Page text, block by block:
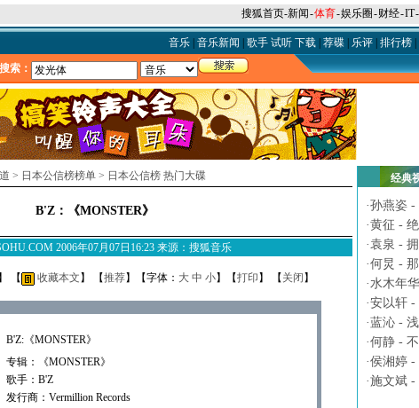
搜狐首页-新闻-体育-娱乐圈 -财经-IT-
音乐| 音乐新闻 歌手 试听 下载| 荐碟| 乐评| 排行榜|
索：
> 日本公信榜榜单 > 日本公信榜 热门大碟
B'Z：《MONSTER》
2006年07月07日16:23 来源：搜狐音乐
】 【 收藏本文 】 【推荐】【字体： 大 中 小】【打印 】 【 关闭 】
B'Z:《MONSTER》
专辑：
《MONSTER》
歌手： B'Z
发行商：Vermillion Records
经典
·孙燕姿 -
·黄征 -
·袁泉 -
·何炅 -
·水木年
·安以轩 -
·蓝沁 -
·何静 -
·侯湘婷 -
·施文斌 -